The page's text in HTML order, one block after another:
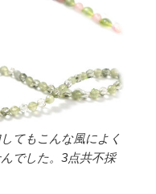
てもこんな風によく
でした。3点共不採